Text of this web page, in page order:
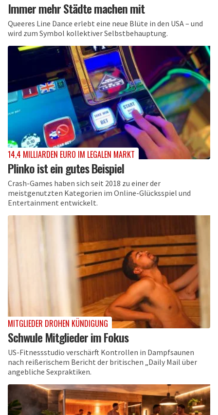
Immer mehr Städte machen mit
Queeres Line Dance erlebt eine neue Blüte in den USA – und
wird zum Symbol kollektiver Selbstbehauptung.
14,4 MILLIARDEN EURO IM LEGALEN MARKT
Plinko ist ein gutes Beispiel
Crash-Games haben sich seit 2018 zu einer der
meistgenutzten Kategorien im Online-Glücksspiel und
Entertainment entwickelt.
MITGLIEDER DROHEN KÜNDIGUNG
Schwule Mitglieder im Fokus
US-Fitnessstudio verschärft Kontrollen in Dampfsaunen
nach reißerischem Bericht der britischen „Daily Mail über
angebliche Sexpraktiken.